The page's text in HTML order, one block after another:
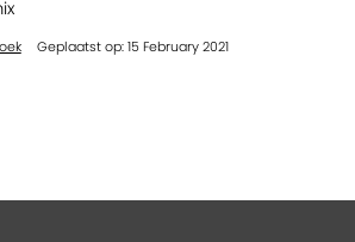
Geplaatst op: 15 February 2021